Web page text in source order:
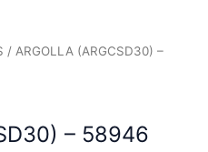
/ ARGOLLA (ARGCSD30) –
– 58946